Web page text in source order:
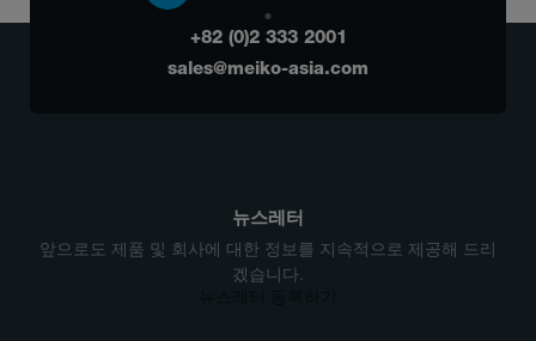
+82 (0)2 333 2001
sales@meiko-asia.com
뉴스레터
앞으로도 제품 및 회사에 대한 정보를 지속적으로 제공해 드리
겠습니다.